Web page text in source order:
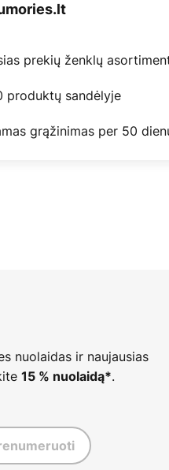
prekių ženklų
produktų sandėlyje
grąžinimas per 50
nuolaidas ir naujausias
15 % nuolaidą*.